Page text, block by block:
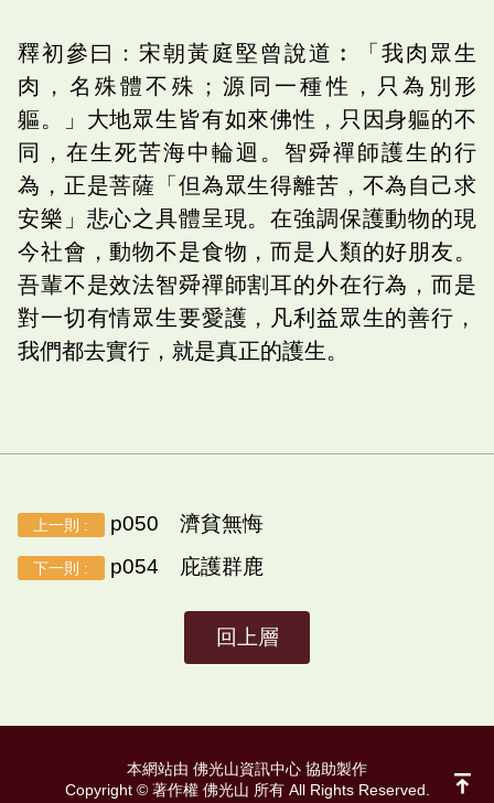
釋初參曰：宋朝黃庭堅曾說道︰「我肉眾生
肉，名殊體不殊；源同一種性，只為別形
軀。」大地眾生皆有如來佛性，只因身軀的不
同，在生死苦海中輪迴。智舜禪師護生的行
為，正是菩薩「但為眾生得離苦，不為自己求
安樂」悲心之具體呈現。在強調保護動物的現
今社會，動物不是食物，而是人類的好朋友。
吾輩不是效法智舜禪師割耳的外在行為，而是
對一切有情眾生要愛護，凡利益眾生的善行，
我們都去實行，就是真正的護生。
上一則 : p050 濟貧無悔
下一則 : p054 庇護群鹿
回上層
本網站由 佛光山資訊中心 協助製作
Copyright © 著作權 佛光山 所有 All Rights Reserved.